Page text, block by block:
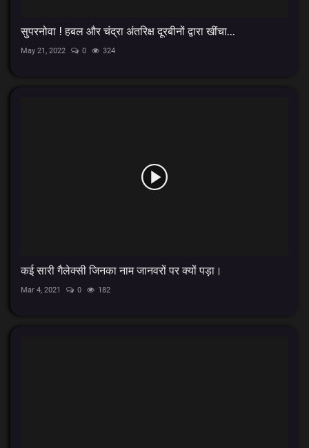
सुपरनोवा ! हबल और चंद्रा अंतरिक्ष दूरबीनों द्वारा खींचा...
May 21, 2022 0 324
कई सारी गैलेक्सी जिनका नाम जानवरों पर क्यों पड़ा।
Mar 4, 2021 0 182